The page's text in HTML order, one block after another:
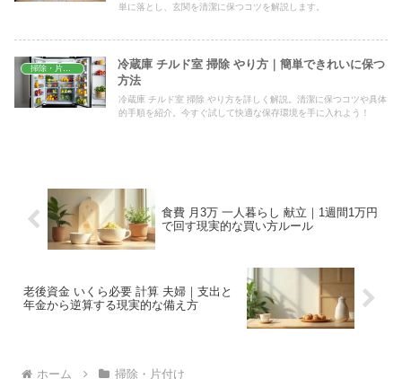
単に落とし、玄関を清潔に保つコツを解説します。
冷蔵庫 チルド室 掃除 やり方｜簡単できれいに保つ
方法
冷蔵庫 チルド室 掃除 やり方を詳しく解説。清潔に保つコツや具体
的手順を紹介。今すぐ試して快適な保存環境を手に入れよう！
食費 月3万 一人暮らし 献立｜1週間1万円
で回す現実的な買い方ルール
老後資金 いくら必要 計算 夫婦｜支出と
年金から逆算する現実的な備え方
ホーム 掃除・片付け